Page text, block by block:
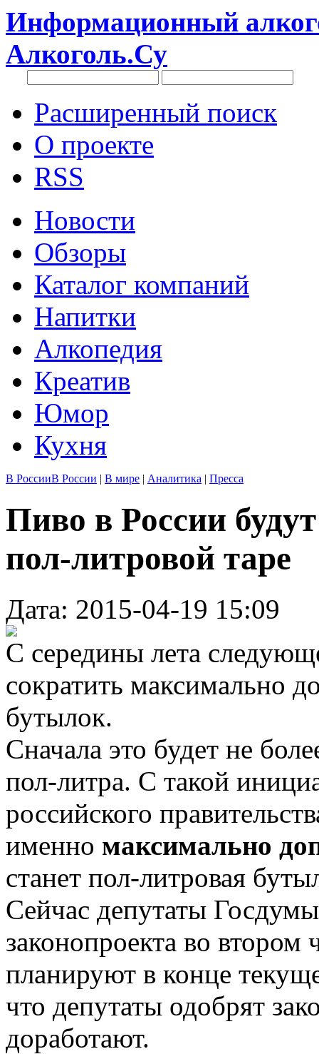
Информационный
Алкоголь.Су
Расширенный поиск
О проекте
RSS
Новости
Обзоры
Каталог компаний
Напитки
Алкопедия
Креатив
Юмор
Кухня
В РоссииВ России | В мире | Аналитика | Пресса
Пиво в России
пол-литровой таре
Дата: 2015-04-19 15:09
С середины лета
сократить максимально
бутылок.
Сначала это будет не
пол-литра. С такой
российского
именно максимально
станет пол-литровая
Сейчас депутаты
законопроекта во
планируют в конце
что депутаты одобрят
доработают.